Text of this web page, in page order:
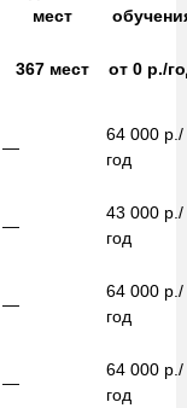
мест
367 мест от 0 р./
—
64 000 р./
год
—
43 000 р./
год
—
64 000 р./
год
—
64 000 р./
год